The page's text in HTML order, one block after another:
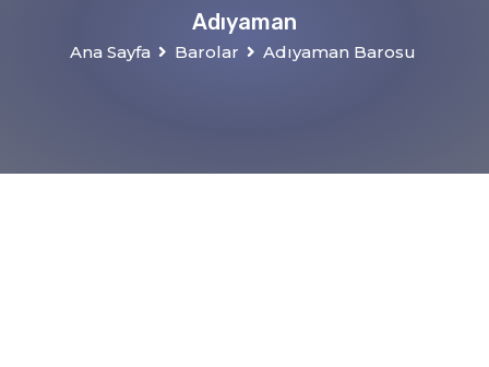
Adıyaman
Ana Sayfa Barolar Adıyaman Barosu